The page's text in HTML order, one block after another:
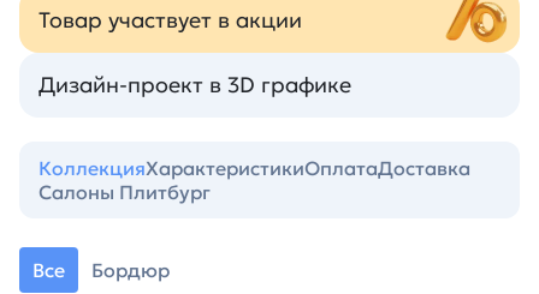
Товар участвует в акции
Дизайн-проект в 3D графике
КоллекцияХарактеристикиОплатаДоставка
Салоны Плитбург
Все Бордюр